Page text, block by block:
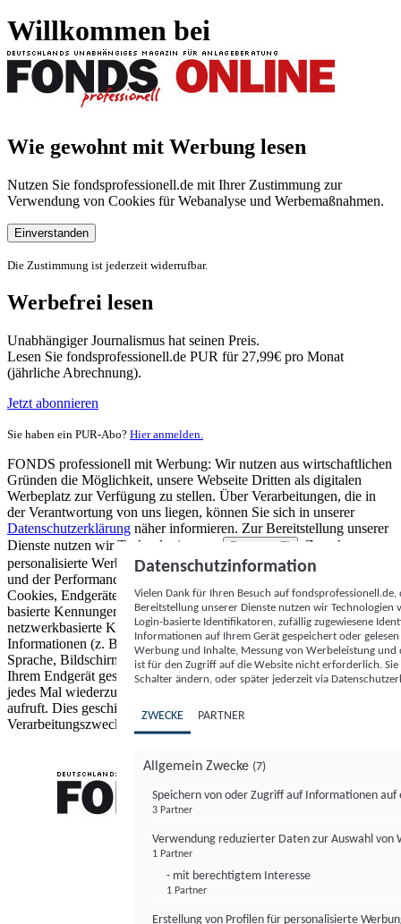
Willkommen bei
Wie gewohnt mit Werbung lesen
Nutzen Sie fondsprofessionell.de mit Ihrer Zustimmung zur
Verwendung von Cookies für Webanalyse und Werbemaßnahmen.
Einverstanden
Die Zustimmung ist jederzeit widerrufbar.
Werbefrei lesen
Unabhängiger Journalismus hat seinen Preis.
Lesen Sie fondsprofessionell.de PUR für 27,99€ pro Monat
(jährliche Abrechnung).
Jetzt abonnieren
Sie haben ein PUR-Abo? Hier anmelden.
FONDS professionell mit Werbung: Wir nutzen aus wirtschaftlichen
Gründen die Möglichkeit, unsere Webseite Dritten als digitalen
Werbeplatz zur Verfügung zu stellen. Über Verarbeitungen, die in
der Verantwortung von uns liegen, können Sie sich in unserer
Datenschutzerklärung näher informieren. Zur Bereitstellung unserer
Dienste nutzen wir Technologien von
Partnern (5)
. Zwecke:
personalisierte Werbung und Inhalte, Messung von Werbeleistung
und der Performance von Inhalten sowie Zielgruppenforschung.
Cookies, Endgeräte- oder ähnliche Online-Kennungen (z. B. login-
basierte Kennungen, zufällig generierte Kennungen,
netzwerkbasierte Kennungen) können zusammen mit anderen
Informationen (z. B. Browsertyp und Browserinformationen,
Sprache, Bildschirmgröße, unterstützte Technologien usw.) auf
Ihrem Endgerät gespeichert oder von dort ausgelesen werden, um es
jedes Mal wiederzuerkennen, wenn es eine App oder einer Webseite
aufruft. Dies geschieht für einen oder mehrere der hier aufgeführten
Verarbeitungszwecke.
Datenschutzinformation
Vielen Dank für Ihren Besuch auf
Bereitstellung unserer Dienste nutzen wir Technologien
Login-basierte Identifikatoren, zufällig zugewiesene
Informationen auf Ihrem Gerät gespeichert oder
Werbung und Inhalte, Messung von Werbeleistung
ist für den Zugriff auf die Website nicht erforderlich.
Schalter ändern, oder später jederzeit via
ZWECKE PARTNER
Allgemein Zwecke (7)
Speichern von oder Zugriff auf Informationen auf
3 Partner
Verwendung reduzierter Daten zur Auswahl von
1 Partner
- mit berechtigtem Interesse
1 Partner
Erstellung von Profilen für personalisierte
FONDS professionell